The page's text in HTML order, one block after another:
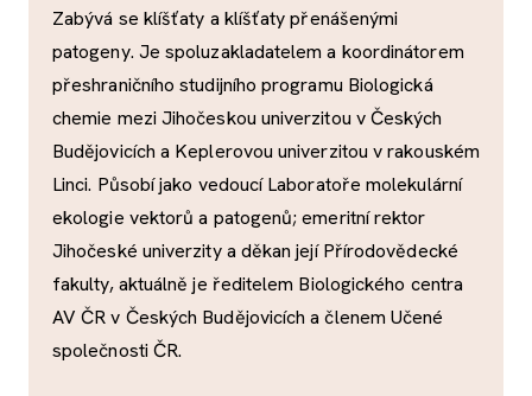
Zabývá se klíšťaty a klíšťaty přenášenými
patogeny. Je spoluzakladatelem a koordinátorem
přeshraničního studijního programu Biologická
chemie mezi Jihočeskou univerzitou v Českých
Budějovicích a Keplerovou univerzitou v rakouském
Linci. Působí jako vedoucí Laboratoře molekulární
ekologie vektorů a patogenů; emeritní rektor
Jihočeské univerzity a děkan její Přírodovědecké
fakulty, aktuálně je ředitelem Biologického centra
AV ČR v Českých Budějovicích a členem Učené
společnosti ČR.